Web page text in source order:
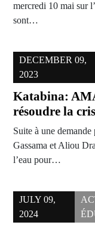
mercredi 10 mai sur
sont…
DECEMBER 09,
2023
Katabina:
résoudre la
Suite à une
Gassama et Aliou
l’eau pour…
JULY 09,
2024